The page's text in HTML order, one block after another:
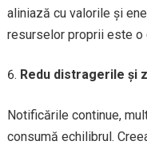
aliniază cu valorile și
resurselor proprii este o
Redu distragerile și
Notificările continue,
consumă echilibrul.